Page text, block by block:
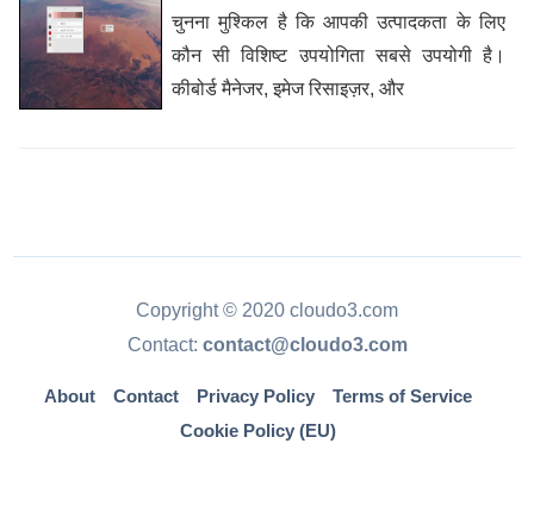
चुनना मुश्किल है कि आपकी उत्पादकता के लिए
कौन सी विशिष्ट उपयोगिता सबसे उपयोगी है।
कीबोर्ड मैनेजर, इमेज रिसाइज़र, और
Copyright © 2020 cloudo3.com
Contact: contact@cloudo3.com
About Contact Privacy Policy
Terms of Service
Cookie Policy (EU)